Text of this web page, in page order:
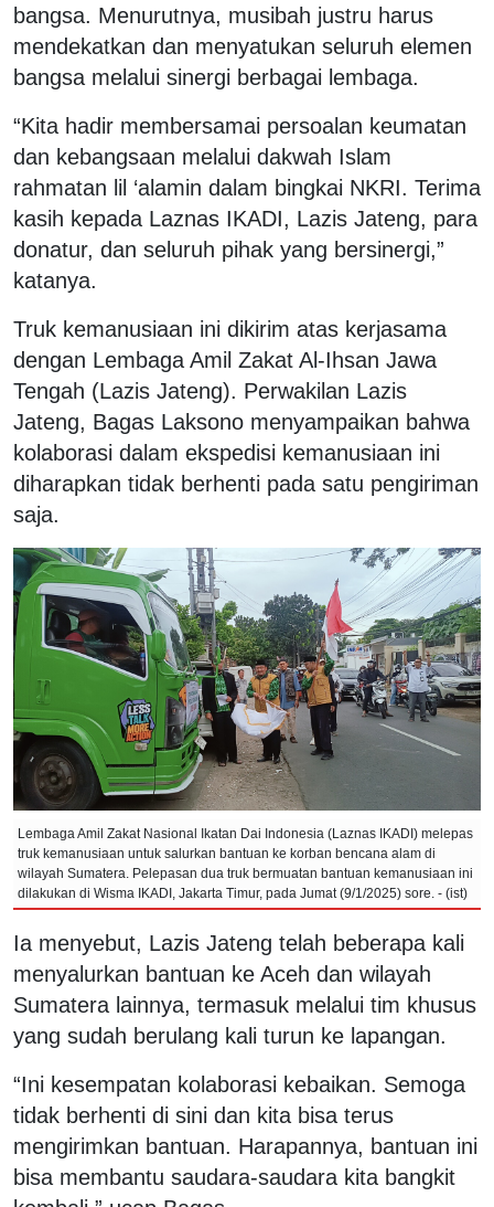
bangsa. Menurutnya, musibah justru harus
mendekatkan dan menyatukan seluruh elemen
bangsa melalui sinergi berbagai lembaga.
“Kita hadir membersamai persoalan keumatan
dan kebangsaan melalui dakwah Islam
rahmatan lil ‘alamin dalam bingkai NKRI. Terima
kasih kepada Laznas IKADI, Lazis Jateng, para
donatur, dan seluruh pihak yang bersinergi,”
katanya.
Truk kemanusiaan ini dikirim atas kerjasama
dengan Lembaga Amil Zakat Al-Ihsan Jawa
Tengah (Lazis Jateng). Perwakilan Lazis
Jateng, Bagas Laksono menyampaikan bahwa
kolaborasi dalam ekspedisi kemanusiaan ini
diharapkan tidak berhenti pada satu pengiriman
saja.
Lembaga Amil Zakat Nasional Ikatan Dai Indonesia (Laznas IKADI) melepas
truk kemanusiaan untuk salurkan bantuan ke korban bencana alam di
wilayah Sumatera. Pelepasan dua truk bermuatan bantuan kemanusiaan ini
dilakukan di Wisma IKADI, Jakarta Timur, pada Jumat (9/1/2025) sore. - (ist)
Ia menyebut, Lazis Jateng telah beberapa kali
menyalurkan bantuan ke Aceh dan wilayah
Sumatera lainnya, termasuk melalui tim khusus
yang sudah berulang kali turun ke lapangan.
“Ini kesempatan kolaborasi kebaikan. Semoga
tidak berhenti di sini dan kita bisa terus
mengirimkan bantuan. Harapannya, bantuan ini
bisa membantu saudara-saudara kita bangkit